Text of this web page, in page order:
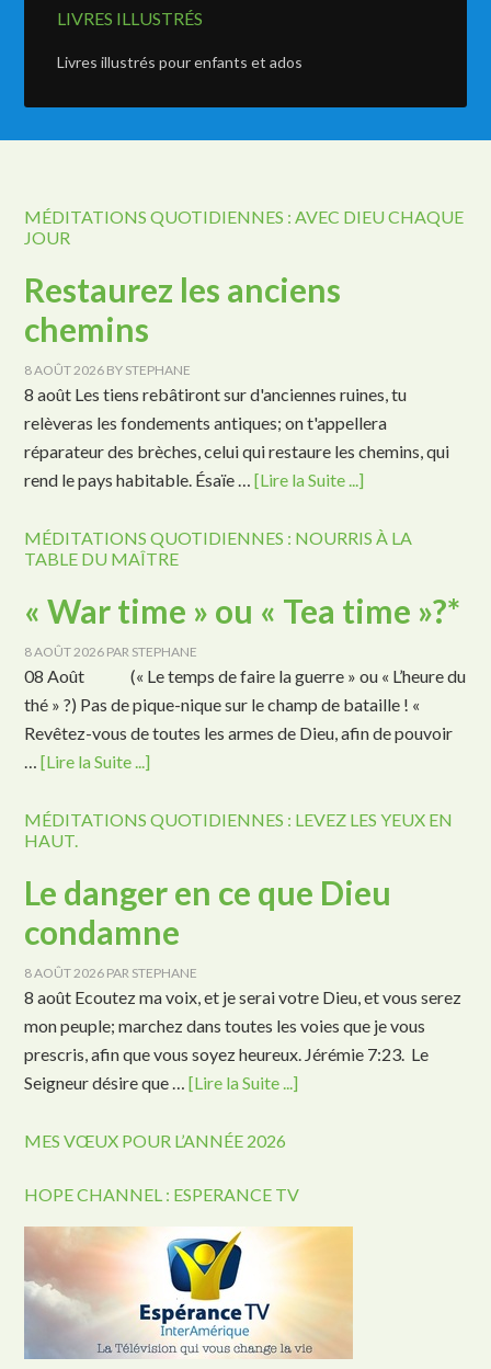
LIVRES ILLUSTRÉS
Livres illustrés pour enfants et ados
MÉDITATIONS QUOTIDIENNES : AVEC DIEU CHAQUE
JOUR
Restaurez les anciens
chemins
8 AOÛT 2026 BY STEPHANE
8 août Les tiens rebâtiront sur d'anciennes ruines, tu
relèveras les fondements antiques; on t'appellera
réparateur des brèches, celui qui restaure les chemins, qui
rend le pays habitable. Ésaïe …[Lire la Suite ...]
MÉDITATIONS QUOTIDIENNES : NOURRIS À LA
TABLE DU MAÎTRE
« War time » ou « Tea time »?*
8 AOÛT 2026 PAR STEPHANE
08 Août (« Le temps de faire la guerre » ou « L’heure du
thé » ?) Pas de pique-nique sur le champ de bataille ! «
Revêtez-vous de toutes les armes de Dieu, afin de pouvoir
…[Lire la Suite ...]
MÉDITATIONS QUOTIDIENNES : LEVEZ LES YEUX EN
HAUT.
Le danger en ce que Dieu
condamne
8 AOÛT 2026 PAR STEPHANE
8 août Ecoutez ma voix, et je serai votre Dieu, et vous serez
mon peuple; marchez dans toutes les voies que je vous
prescris, afin que vous soyez heureux. Jérémie 7:23. Le
Seigneur désire que …[Lire la Suite ...]
MES VŒUX POUR L’ANNÉE 2026
HOPE CHANNEL : ESPERANCE TV